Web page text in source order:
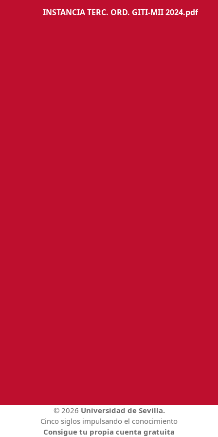
INSTANCIA TERC. ORD. GITI-MII 2024.pdf
© 2026 Universidad de Sevilla.
Cinco siglos impulsando el conocimiento
Consigue tu propia cuenta gratuita